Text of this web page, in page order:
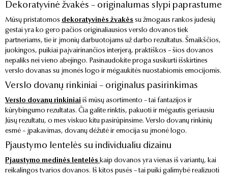
Dekoratyvinė žvakės – originalumas slypi paprastume
Mūsų pristatomos dekoratyvinės žvakės su žmogaus rankos judesių
gestai yra ko gero pačios originaliausios verslo dovanos tiek
partneriams, tie ir įmonių darbuotojams už darbo rezultatus. Šmaikščios,
juokingos, puikiai paįvairinančios interjerą, praktiškos – šios dovanos
nepaliks nei vieno abejingo. Pasinaudokite proga susikurti išskirtines
verslo dovanas su įmonės logo ir mėgaukitės nuostabiomis emocijomis.
Verslo dovanų rinkiniai – originalus pasirinkimas
Verslo dovanų rinkiniai iš mūsų asortimento – tai fantazijos ir
kūrybingumo rezultatas. Čia galite rinktis, pakuoti ir mėgautis geriausiu
Jūsų rezultatu, o mes viskuo kitu pasirūpinsime. Verslo dovanų rinkinių
esmė – įpakavimas, dovanų dėžutė ir emocija su įmonė logo.
Pjaustymo lentelės su individualiu dizainu
Pjaustymo medinės lentelės kaip dovanos yra vienas iš variantų, kai
reikalingos tvarios dovanos. Iš kitos pusės – tai puiki galimybė realizuoti